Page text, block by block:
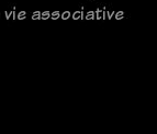
associative